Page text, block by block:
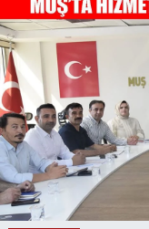
Teknoloji
Kültür Sanat
Muş
Hasköy
Korkut